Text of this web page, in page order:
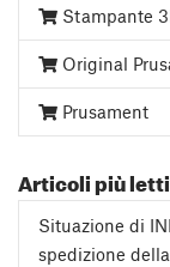
Stampante
Original
Prusament
Articoli più letti
Situazione di
spedizione